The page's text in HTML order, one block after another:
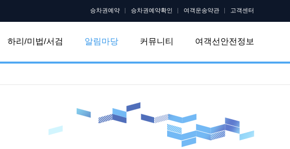
승차권예약 승차권예약확인 여객운송약관 고객센터
하리/미법/서검 알림마당 커뮤니티 여객선안전정보